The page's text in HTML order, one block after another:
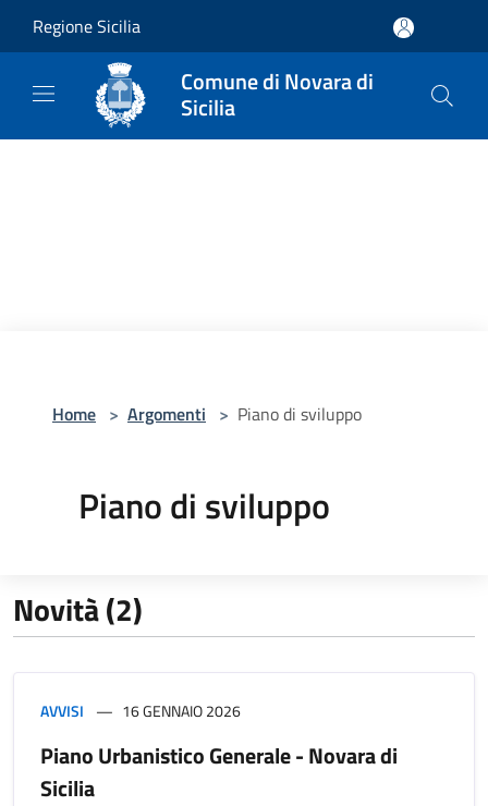
Regione Sicilia
Comune di Novara di
Sicilia
Home > Argomenti > Piano di sviluppo
Piano di sviluppo
Novità (2)
AVVISI 16 GENNAIO 2026
Piano Urbanistico Generale - Novara di
Sicilia